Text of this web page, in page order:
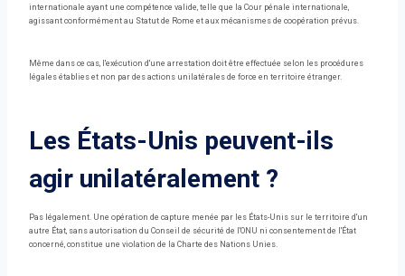
internationale ayant une compétence valide, telle que la Cour pénale internationale,
agissant conformément au Statut de Rome et aux mécanismes de coopération prévus.
Même dans ce cas, l'exécution d'une arrestation doit être effectuée selon les procédures
légales établies et non par des actions unilatérales de force en territoire étranger.
Les États-Unis peuvent-ils
agir unilatéralement ?
Pas légalement. Une opération de capture menée par les États-Unis sur le territoire d'un
autre État, sans autorisation du Conseil de sécurité de l'ONU ni consentement de l'État
concerné, constitue une violation de la Charte des Nations Unies.